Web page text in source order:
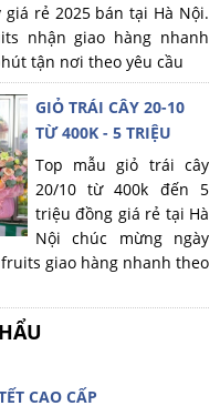
rẻ 2025 bán tại Hà Nội.
nhận giao hàng nhanh
tận nơi theo yêu cầu
GIỎ TRÁI CÂY 20-10
TỪ 400K - 5 TRIỆU
Top mẫu giỏ trái cây
20/10 từ 400k đến 5
triệu đồng giá rẻ tại Hà
Nội chúc mừng ngày
giao hàng nhanh theo
CAO CẤP